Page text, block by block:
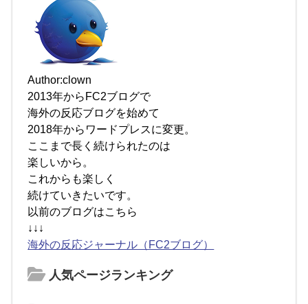
Author:clown
2013年からFC2ブログで
海外の反応ブログを始めて
2018年からワードプレスに変更。
ここまで長く続けられたのは
楽しいから。
これからも楽しく
続けていきたいです。
以前のブログはこちら
↓↓↓
海外の反応ジャーナル（FC2ブログ）
人気ページランキング